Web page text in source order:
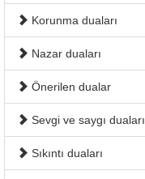
Korunma duaları
Nazar duaları
Önerilen dualar
Sevgi ve saygı duaları
Sıkıntı duaları